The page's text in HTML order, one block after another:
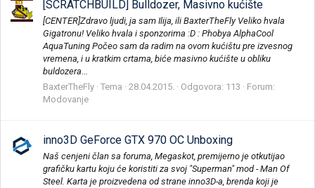
[SCRATCHBUILD] Bulldozer, Masivno kućište
[CENTER]Zdravo ljudi, ja sam Ilija, ili BaxterTheFly Veliko hvala
Gigatronu! Veliko hvala i sponzorima :D : Phobya AlphaCool
AquaTuning Počeo sam da radim na ovom kućištu pre izvesnog
vremena, i u kratkim crtama, biće masivno kućište u obliku
buldozera...
BaxterTheFly Tema 28.04.2015. Odgovora: 113
Forum:
Modovanje
inno3D GeForce GTX 970 OC Unboxing
Naš cenjeni član sa foruma, Megaskot, premijerno je otkutijao
grafičku kartu koju će koristiti za svoj "Superman" mod - Man Of
Steel. Karta je proizvedena od strane inno3D-a, brenda koji je